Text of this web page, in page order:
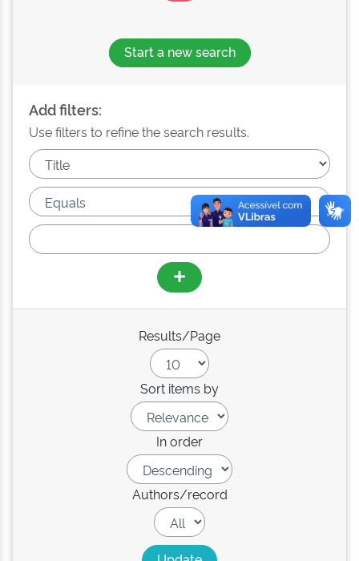
Start a new search
Add filters:
Use filters to refine the search results.
Results/Page
Sort items by
In order
Authors/record